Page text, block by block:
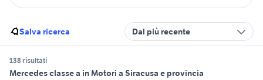
Salva ricerca Dal più recente
138 risultati
Mercedes classe a in Motori a Siracusa e provincia